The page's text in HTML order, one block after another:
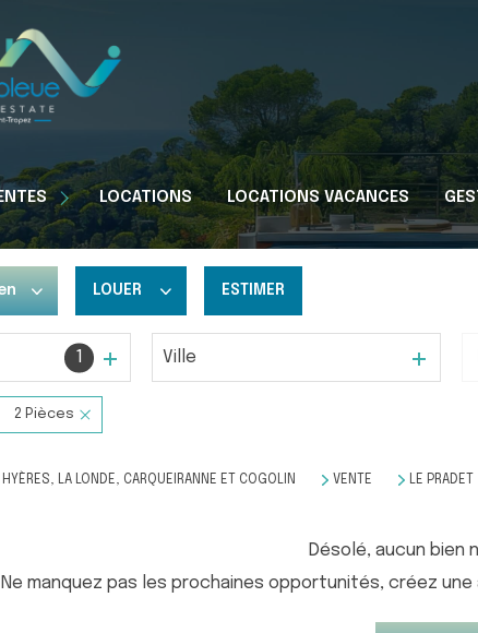
LOCATIONS LOCATIONS VACANCES
LOUER
à l'année
ESTIMER
1 Ville
2 Pièces
LA LONDE, CARQUEIRANNE ET COGOLIN VENTE LE PRADET
Désolé, aucun bien
Ne manquez pas les prochaines opportunités, créez